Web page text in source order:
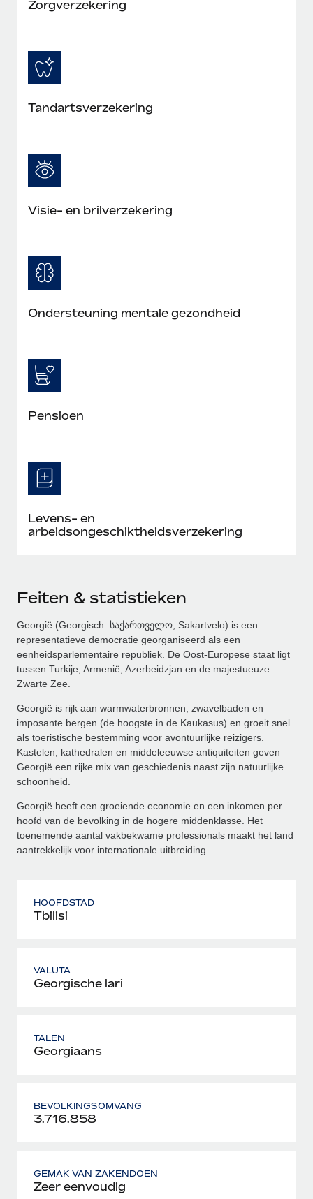
Zorgverzekering
Tandartsverzekering
Visie- en brilverzekering
Ondersteuning mentale gezondheid
Pensioen
Levens- en
arbeidsongeschiktheidsverzekering
Feiten & statistieken
Georgië (Georgisch: საქართველო; Sakartvelo) is een
representatieve democratie georganiseerd als een
eenheidsparlementaire republiek. De Oost-Europese staat ligt
tussen Turkije, Armenië, Azerbeidzjan en de majestueuze
Zwarte Zee.
Georgië is rijk aan warmwaterbronnen, zwavelbaden en
imposante bergen (de hoogste in de Kaukasus) en groeit snel
als toeristische bestemming voor avontuurlijke reizigers.
Kastelen, kathedralen en middeleeuwse antiquiteiten geven
Georgië een rijke mix van geschiedenis naast zijn natuurlijke
schoonheid.
Georgië heeft een groeiende economie en een inkomen per
hoofd van de bevolking in de hogere middenklasse. Het
toenemende aantal vakbekwame professionals maakt het land
aantrekkelijk voor internationale uitbreiding.
HOOFDSTAD
Tbilisi
VALUTA
Georgische lari
TALEN
Georgiaans
BEVOLKINGSOMVANG
3.716.858
GEMAK VAN ZAKENDOEN
Zeer eenvoudig